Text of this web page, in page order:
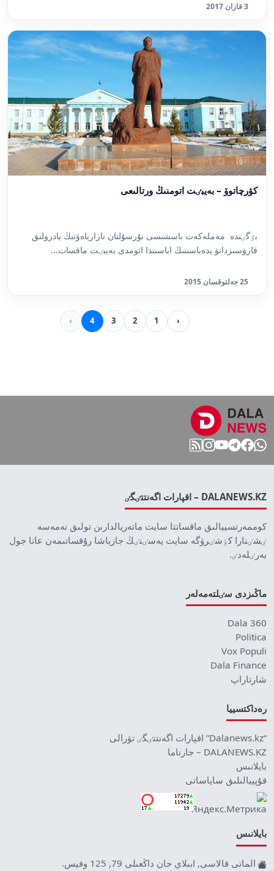
3 قازان 2017
كۋرچاتوۆ – بەيبٸت اتومنىڭ ورتالىعى
بٷگٸندە مەملەكەت باسشىسى نۇرسۇلتان نازارباەۆتىڭ يادرولىق
قارۋسىزدانۋ يدەياسىنىڭ اياسىندا اتومدى بەيبٸت ماقسات...
25 جەلتوقسان 2015
‹
1
2
3
4
›
DALANEWS.KZ – اقپارات اگەنتتٸگٸ
كوممەرتسييالىق ماقساتتا سايت ماتەريالدارىن تولىق نەمەسە
ٸشٸنارا كٶشٸرۋگە سايت يەسٸنٸڭ جازباشا رۇقساتىمەن عانا جول
بەرٸلەدٸ.
ماڭىزدى سٸلتەمەلەر
Dala 360
Politica
Vox Populi
Dala Finance
شارتاراپ
رەداكتسييا
“Dalanews.kz” اقپارات اگەنتتٸگٸ تۋرالى
DALANEWS.KZ – جارناما
بايلانىس
قۇپييالىلىق ساياساتى
بايلانىس
الماتى قالاسى, ابىلاي حان داڭعىلى 79, 125 وفيس.